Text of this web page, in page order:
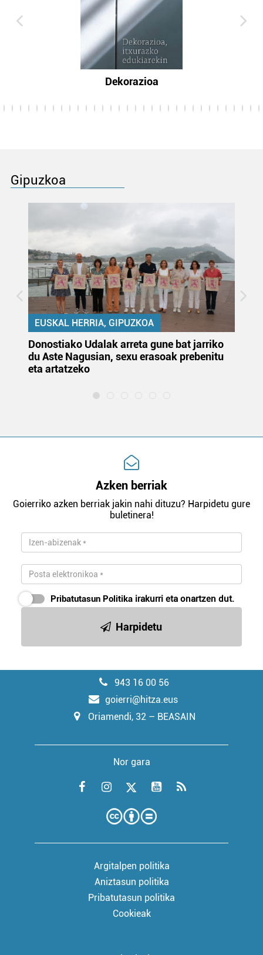
Dekorazioa
Gipuzkoa
EUSKAL HERRIA, GIPUZKOA
Donostiako Udalak arreta gune bat jarriko
du Aste Nagusian, sexu erasoak prebenitu
eta artatzeko
Azken berriak
Goierriko azken berriak jakin nahi dituzu? Harpidetu gure
buletinera!
Pribatutasun Politika irakurri eta onartzen dut.
Harpidetu
943 16 00 56
goierri@hitza.eus
Oriamendi, 32 – BEASAIN
Nor gara
Argitalpen politika
Aniztasun politika
Pribatutasun politika
Cookieak